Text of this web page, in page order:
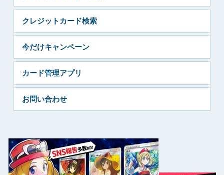
クレジットカード検索
今だけキャンペーン
カード管理アプリ
お問い合わせ